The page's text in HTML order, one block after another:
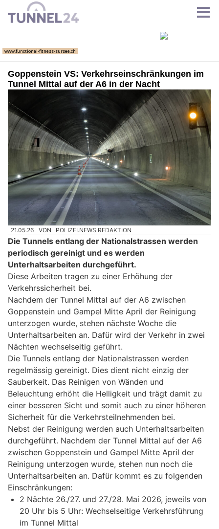
Goppenstein VS: Verkehrseinschränkungen im
Tunnel Mittal auf der A6 in der Nacht
21.05.26 VON POLIZEI.NEWS REDAKTION
Die Tunnels entlang der Nationalstrassen werden
periodisch gereinigt und es werden
Unterhaltsarbeiten durchgeführt.
Diese Arbeiten tragen zu einer Erhöhung der
Verkehrssicherheit bei.
Nachdem der Tunnel Mittal auf der A6 zwischen
Goppenstein und Gampel Mitte April der Reinigung
unterzogen wurde, stehen nächste Woche die
Unterhaltsarbeiten an. Dafür wird der Verkehr in zwei
Nächten wechselseitig geführt.
Die Tunnels entlang der Nationalstrassen werden
regelmässig gereinigt. Dies dient nicht einzig der
Sauberkeit. Das Reinigen von Wänden und
Beleuchtung erhöht die Helligkeit und trägt damit zu
einer besseren Sicht und somit auch zu einer höheren
Sicherheit für die Verkehrsteilnehmenden bei.
Nebst der Reinigung werden auch Unterhaltsarbeiten
durchgeführt. Nachdem der Tunnel Mittal auf der A6
zwischen Goppenstein und Gampel Mitte April der
Reinigung unterzogen wurde, stehen nun noch die
Unterhaltsarbeiten an. Dafür kommt es zu folgenden
Einschränkungen:
2 Nächte 26./27. und 27./28. Mai 2026, jeweils von
20 Uhr bis 5 Uhr: Wechselseitige Verkehrsführung
im Tunnel Mittal